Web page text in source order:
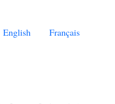
Seleccione su idioma
English Français